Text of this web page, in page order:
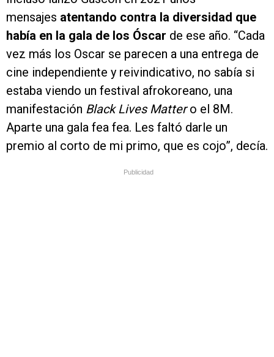
mensajes atentando contra la diversidad que
había en la gala de los Óscar de ese año. “Cada
vez más los Oscar se parecen a una entrega de
cine independiente y reivindicativo, no sabía si
estaba viendo un festival afrokoreano, una
manifestación Black Lives Mattero el 8M.
Aparte una gala fea fea. Les faltó darle un
premio al corto de mi primo, que es cojo”, decía.
Publicidad